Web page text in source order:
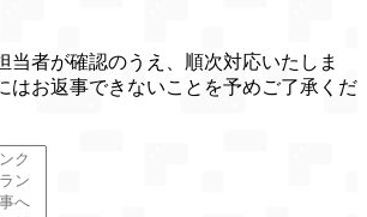
当者が確認のうえ、順次対応いたしま
はお返事できないことを予めご了承くだ